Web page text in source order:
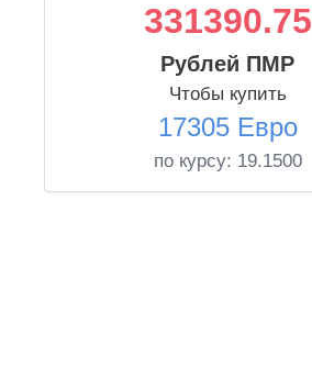
331390.75
Рублей ПМР
Чтобы купить
17305 Евро
по курсу: 19.1500